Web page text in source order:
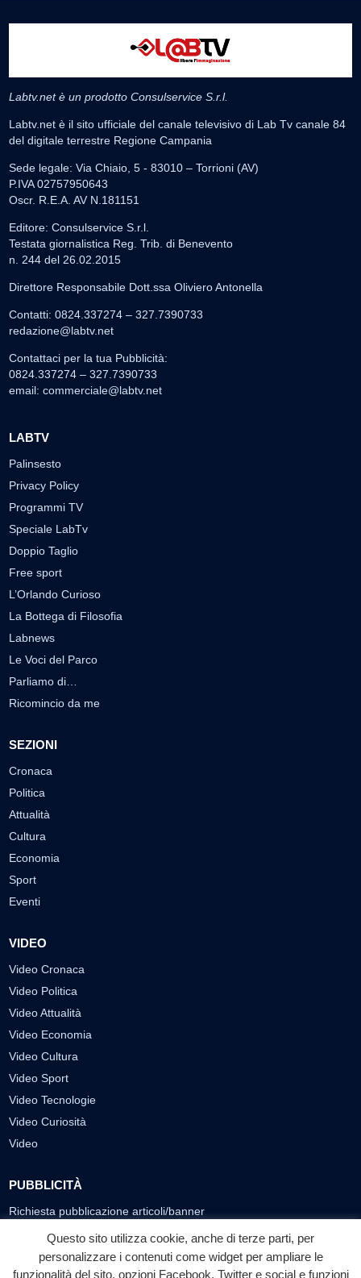
Labtv.net è un prodotto Consulservice S.r.l.
Labtv.net è il sito ufficiale del canale televisivo di Lab Tv canale 84
del digitale terrestre Regione Campania
Sede legale: Via Chiaio, 5 - 83010 – Torrioni (AV)
P.IVA 02757950643
Oscr. R.E.A. AV N.181151
Editore: Consulservice S.r.l.
Testata giornalistica Reg. Trib. di Benevento
n. 244 del 26.02.2015
Direttore Responsabile Dott.ssa Oliviero Antonella
Contatti: 0824.337274 – 327.7390733
redazione@labtv.net
Contattaci per la tua Pubblicità:
0824.337274 – 327.7390733
email: commerciale@labtv.net
LABTV
Palinsesto
Privacy Policy
Programmi TV
Speciale LabTv
Doppio Taglio
Free sport
L’Orlando Curioso
La Bottega di Filosofia
Labnews
Le Voci del Parco
Parliamo di…
Ricomincio da me
SEZIONI
Cronaca
Politica
Attualità
Cultura
Economia
Sport
Eventi
VIDEO
Video Cronaca
Video Politica
Video Attualità
Video Economia
Video Cultura
Video Sport
Video Tecnologie
Video Curiosità
Video
PUBBLICITÀ
Richiesta pubblicazione articoli/banner
SEGUICI SUI SOCIAL
Questo sito utilizza cookie, anche di terze parti, per
personalizzare i contenuti come widget per ampliare le
funzionalità del sito, opzioni Facebook, Twitter e social e funzioni